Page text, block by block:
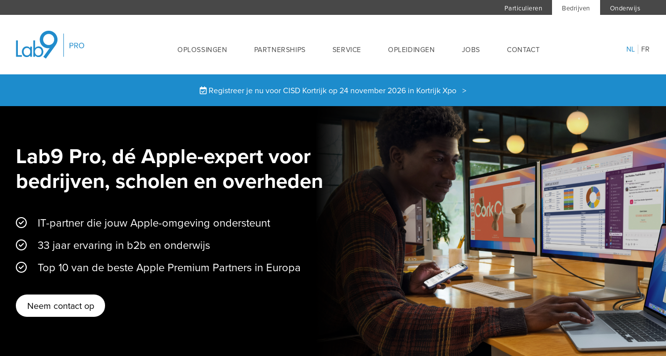
Particulieren Bedrijven Onderwijs
OPLOSSINGEN PARTNERSHIPS SERVICE OPLEIDINGEN JOBS CONTACT NL FR
Registreer je nu voor CISD Kortrijk op 24 november 2026 in Kortrijk Xpo >
Lab9 Pro, dé Apple-expert voor
bedrijven, scholen en overheden
IT-partner die jouw Apple-omgeving ondersteunt
33 jaar ervaring in b2b en onderwijs
Top 10 van de beste Apple Premium Partners in Europa
Neem contact op